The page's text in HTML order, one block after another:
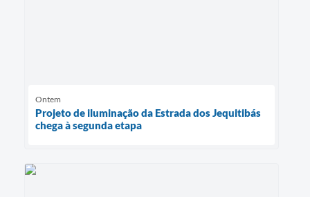
Ontem
Projeto de iluminação da Estrada dos Jequitibás
chega à segunda etapa